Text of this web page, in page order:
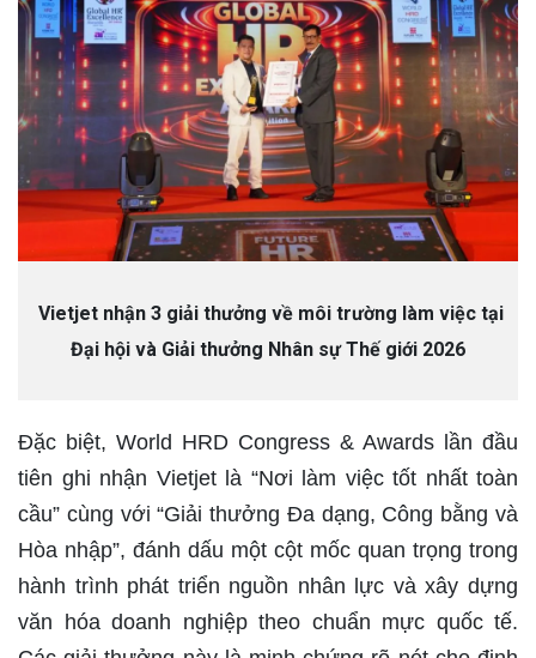
Vietjet nhận 3 giải thưởng về môi trường làm việc tại
Đại hội và Giải thưởng Nhân sự Thế giới 2026
Đặc biệt, World HRD Congress & Awards lần đầu
tiên ghi nhận Vietjet là “Nơi làm việc tốt nhất toàn
cầu” cùng với “Giải thưởng Đa dạng, Công bằng và
Hòa nhập”, đánh dấu một cột mốc quan trọng trong
hành trình phát triển nguồn nhân lực và xây dựng
văn hóa doanh nghiệp theo chuẩn mực quốc tế.